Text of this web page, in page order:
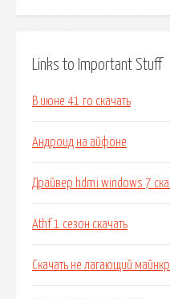
Links to Important Stuff
В июне 41 го скачать
Андроид на айфоне
Драйвер hdmi windows 7
Athf 1 сезон скачать
Скачать не лагающий